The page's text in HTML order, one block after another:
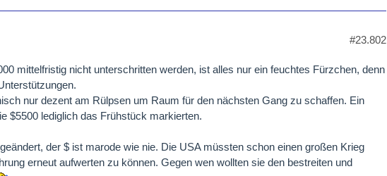
#23.802
mittelfristig nicht unterschritten werden, ist alles nur ein feuchtes Fürzchen, denn
nur dezent am Rülpsen um Raum für den nächsten Gang zu schaffen. Ein
$5500 lediglich das Frühstück markierten.
der $ ist marode wie nie. Die USA müssten schon einen großen Krieg
erneut aufwerten zu können. Gegen wen wollten sie den bestreiten und